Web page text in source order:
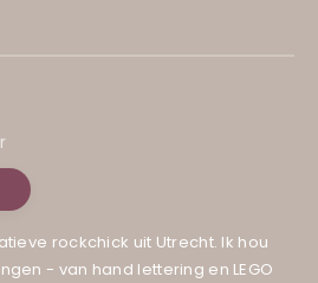
rockchick uit Utrecht. Ik hou
- van hand lettering en LEGO